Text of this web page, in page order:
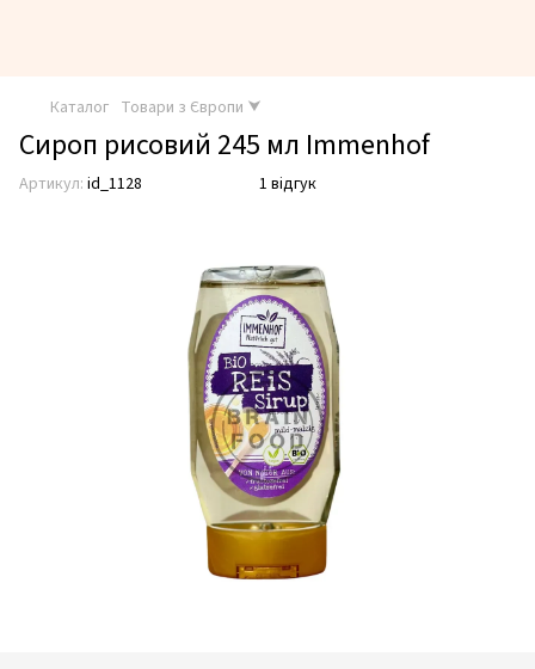
Каталог Товари з Європи ⮟
Сироп рисовий 245 мл Immenhof
Артикул: id_1128 1 відгук